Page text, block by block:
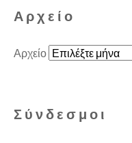
Αρχείο
Αρχείο
Σύνδεσμοι